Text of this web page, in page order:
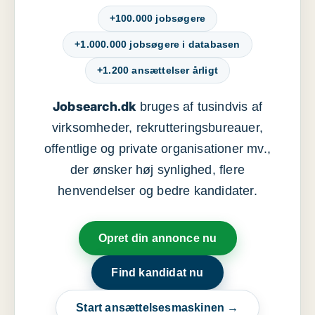
+100.000 jobsøgere
+1.000.000 jobsøgere i databasen
+1.200 ansættelser årligt
Jobsearch.dkbruges af tusindvis af
virksomheder, rekrutteringsbureauer,
offentlige og private organisationer mv.,
der ønsker høj synlighed, flere
henvendelser og bedre kandidater.
Opret din annonce nu
Find kandidat nu
Start ansættelsesmaskinen →